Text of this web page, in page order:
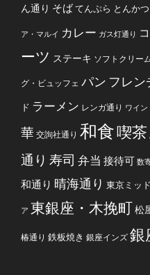
ん通り そばてんぷら とんかつ
ア・マルイ カレー ガス灯通り
ーツ ステーキ ソフトクリー
グ・ビュッフェ パン フレン
ド ラーメン レンガ通り ワイン
華 交詢社通り 和食喫茶
通り 寿司 弁当 接待可 数
和通り 晴海通り 東京ミッ
ア 東銀座・木挽町松
椿通り 鉄板焼き 銀座インズ 銀